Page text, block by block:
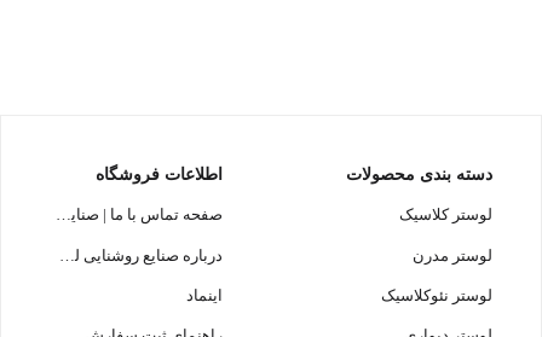
دسته بندی محصولات
لوستر کلاسیک
لوستر مدرن
لوستر نئوکلاسیک
اطلاعات فروشگاه
صفحه تماس با ما | صنایع روشنایی لوسترسازان
اینماد